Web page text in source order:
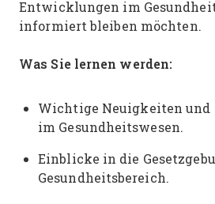
Entwicklungen im
informiert bleiben möchten.
Was Sie lernen werden:
Wichtige Neuigkeiten und
im Gesundheitswesen.
Einblicke in die
Gesundheitsbereich.